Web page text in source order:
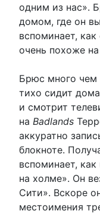
одним из нас».
домом, где он
вспоминает, как
очень похоже
Брюс много чем
тихо сидит
и смотрит
на Badlands
аккуратно
блокноте.
вспоминает,
на холме». Он
Сити». Вскоре
местоимения